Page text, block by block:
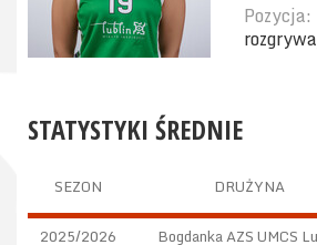
Pozycja:
STATYSTYKI ŚREDNIE
SEZON DRUŻYNA
2025/2026 Bogdanka AZS UMCS